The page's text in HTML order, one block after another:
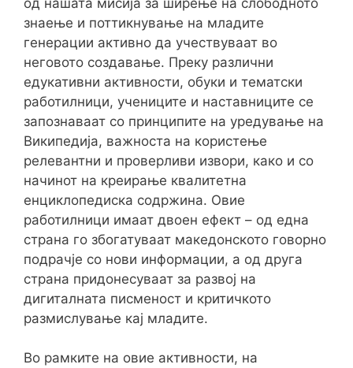
знаење и поттикнување на младите
генерации активно да учествуваат во
неговото создавање. Преку различни
едукативни активности, обуки и тематски
работилници, учениците и наставниците се
запознаваат со принципите на уредување на
Википедија, важноста на користење
релевантни и проверливи извори, како и со
начинот на креирање квалитетна
енциклопедиска содржина. Овие
работилници имаат двоен ефект – од една
страна го збогатуваат македонското говорно
подрачје со нови информации, а од друга
страна придонесуваат за развој на
дигиталната писменост и критичкото
размислување кај младите.
Во рамките на овие активности, на